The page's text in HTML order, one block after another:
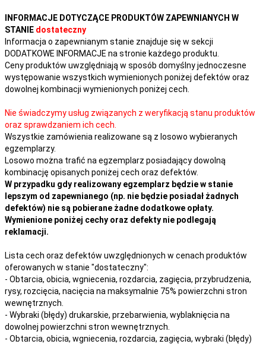
INFORMACJE DOTYCZĄCE PRODUKTÓW ZAPEWNIANYCH W
STANIE dostateczny
Informacja o zapewnianym stanie znajduje się w sekcji
DODATKOWE INFORMACJE na stronie każdego produktu.
Ceny produktów uwzględniają w sposób domyślny jednoczesne
występowanie wszystkich wymienionych poniżej defektów oraz
dowolnej kombinacji wymienionych poniżej cech.
Nie świadczymy usług związanych z weryfikacją stanu produktów
oraz sprawdzaniem ich cech.
Wszystkie zamówienia realizowane są z losowo wybieranych
egzemplarzy.
Losowo można trafić na egzemplarz posiadający dowolną
kombinację opisanych poniżej cech oraz defektów.
W przypadku gdy realizowany egzemplarz będzie w stanie
lepszym od zapewnianego (np. nie będzie posiadał żadnych
defektów) nie są pobierane żadne dodatkowe opłaty.
Wymienione poniżej cechy oraz defekty nie podlegają
reklamacji.
Lista cech oraz defektów uwzględnionych w cenach produktów
oferowanych w stanie "dostateczny":
- Obtarcia, obicia, wgniecenia, rozdarcia, zagięcia, przybrudzenia,
rysy, rozcięcia, nacięcia na maksymalnie 75% powierzchni stron
wewnętrznych.
- Wybraki (błędy) drukarskie, przebarwienia, wyblaknięcia na
dowolnej powierzchni stron wewnętrznych.
- Obtarcia, obicia, wgniecenia, rozdarcia, zagięcia, wybraki (błędy)